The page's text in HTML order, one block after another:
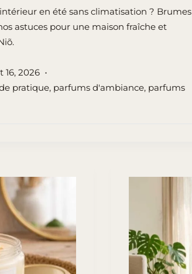
en été sans climatisation ? Brumes
astuces pour une maison fraîche et
16, 2026
pratique, parfums d'ambiance, parfums